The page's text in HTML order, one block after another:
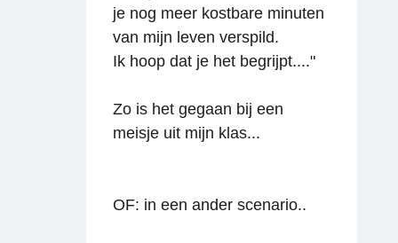
Reageren
je nog meer kostbare minuten
van mijn leven verspild.
Ik hoop dat je het begrijpt...."
Zo is het gegaan bij een
meisje uit mijn klas...
OF: in een ander scenario..